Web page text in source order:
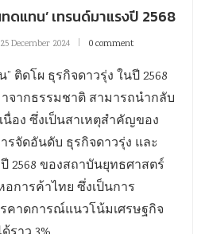
ดแทน’ เทรนด์มาแรงปี 2568
25 December 2024 0 comment
ติดโผ ธุรกิจดาวรุ่ง ในปี 2568
จากธรรมชาติ สามารถนำกลับ
อง ซึ่งเป็นสาเหตุสำคัญของ
จัดอันดับ ธุรกิจดาวรุ่ง และ
2568 ของสถาบันยุทธศาสตร์
การค้าไทย ซึ่งเป็นการ
คาดการณ์แนวโน้มเศรษฐกิจ